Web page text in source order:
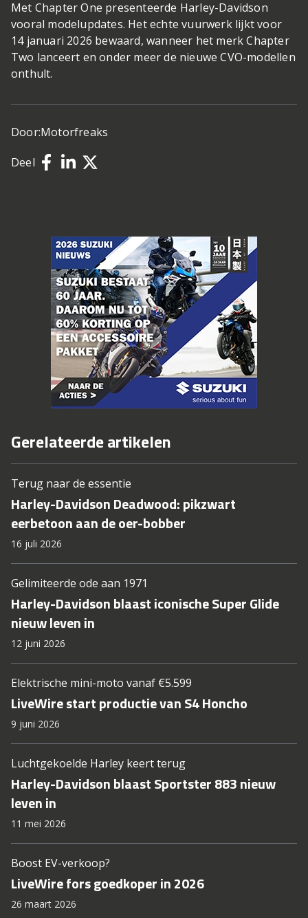
Met Chapter One presenteerde Harley-Davidson
vooral modelupdates. Het echte vuurwerk lijkt voor
14 januari 2026 bewaard, wanneer het merk Chapter
Two lanceert en onder meer de nieuwe CVO-modellen
onthult.
Door:Motorfreaks
Deel
Gerelateerde artikelen
Terug naar de essentie
Harley-Davidson Deadwood: pikzwart
eerbetoon aan de oer-bobber
16 juli 2026
Gelimiteerde ode aan 1971
Harley-Davidson blaast iconische Super Glide
nieuw leven in
12 juni 2026
Elektrische mini-moto vanaf €5.599
LiveWire start productie van S4 Honcho
9 juni 2026
Luchtgekoelde Harley keert terug
Harley-Davidson blaast Sportster 883 nieuw
leven in
11 mei 2026
Boost EV-verkoop?
LiveWire fors goedkoper in 2026
26 maart 2026